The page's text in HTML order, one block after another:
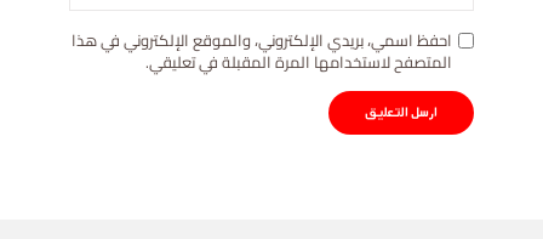
احفظ اسمي، بريدي الإلكتروني، والموقع الإلكتروني في هذا
المتصفح لاستخدامها المرة المقبلة في تعليقي.